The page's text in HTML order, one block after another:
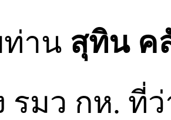
าน สุทิน ค
รมว กห. ที่